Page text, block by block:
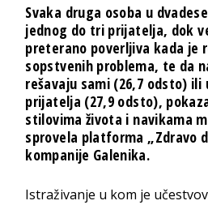
Svaka druga osoba u
jednog do tri prijatelja, dok
preterano poverljiva kada je
sopstvenih problema, te da
rešavaju sami (26,7 odsto) ili
prijatelja (27,9 odsto),
stilovima života i navikama
sprovela platforma „Zdravo
kompanije Galenika.
Istraživanje u kom je